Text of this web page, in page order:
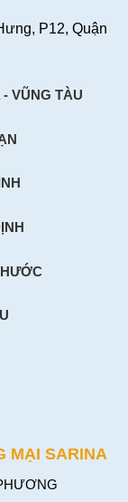
P12, Quận
VŨNG TÀU
MẠI SARINA